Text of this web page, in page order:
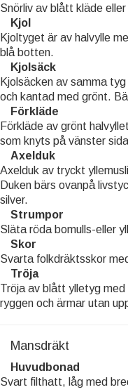
Snörliv av blått kläde
Kjol
Kjoltyget är av halvylle
blå botten.
Kjolsäck
Kjolsäcken av samma
och kantad med grönt.
Förkläde
Förkläde av grönt
som knyts på vänster
Axelduk
Axelduk av tryckt
Duken bärs ovanpå
silver.
Strumpor
Släta röda bomulls-eller
Skor
Svarta folkdräktsskor
Tröja
Tröja av blått ylletyg
ryggen och ärmar utan
Mansdräkt
Huvudbonad
Svart filthatt, låg med